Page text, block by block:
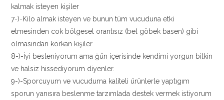
kalmak isteyen kişiler
7-)-Kilo almak isteyen ve bunun tüm vucuduna etki
etmesinden cok bölgesel orantısız (bel göbek basen) gibi
olmasından korkan kişiler
8-)-İyi besleniyorum ama ğün içerisinde kendimi yorgun bitkin
ve halsiz hissediyorum diyenler.
9-)-Sporcuyum ve vucuduma kaliteli ürünlerle yaptıgım
sporun yanısıra beslenme tarzımlada destek vermek istiyorum